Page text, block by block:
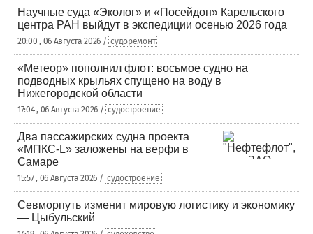
Научные суда «Эколог» и «Посейдон» Карельского
центра РАН выйдут в экспедиции осенью 2026 года
20:00 , 06 Августа 2026 / судоремонт
«Метеор» пополнил флот: восьмое судно на
подводных крыльях спущено на воду в
Нижегородской области
17:04 , 06 Августа 2026 / судостроение
Два пассажирских судна проекта
«МПКС-L» заложены на верфи в
Самаре
15:57 , 06 Августа 2026 / судостроение
Севморпуть изменит мировую логистику и экономику
— Цыбульский